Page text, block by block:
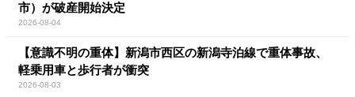
市）が破産開始決定
2026-08-04
【意識不明の重体】新潟市西区の新潟寺泊線で重体事故、
軽乗用車と歩行者が衝突
2026-08-03